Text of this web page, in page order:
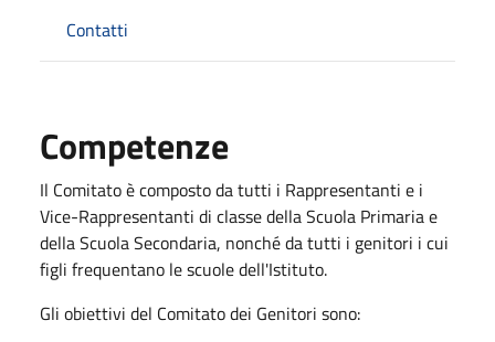
Contatti
Competenze
Il Comitato è composto da tutti i Rappresentanti e i
Vice-Rappresentanti di classe della Scuola Primaria e
della Scuola Secondaria, nonché da tutti i genitori i cui
figli frequentano le scuole dell'Istituto.
Gli obiettivi del Comitato dei Genitori sono: